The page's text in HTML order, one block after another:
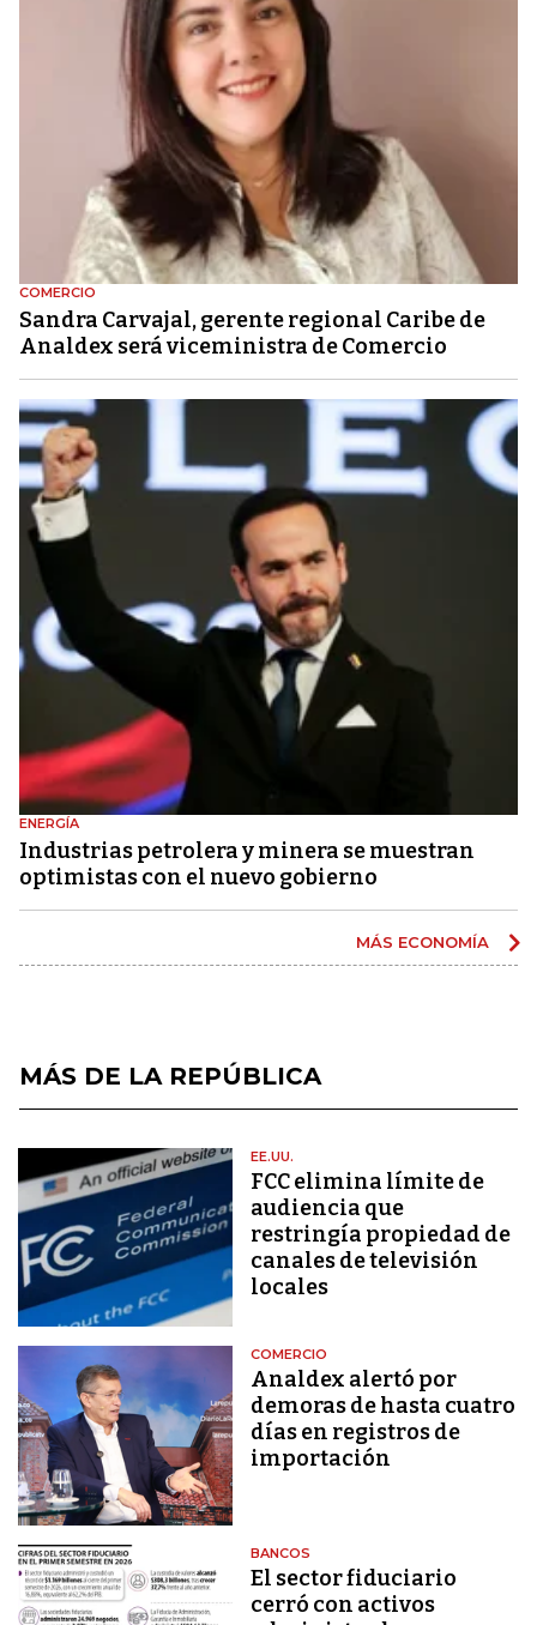
COMERCIO
Sandra Carvajal, gerente regional Caribe de
Analdex será viceministra de Comercio
ENERGÍA
Industrias petrolera y minera se muestran
optimistas con el nuevo gobierno
MÁS ECONOMÍA
MÁS DE LA REPÚBLICA
EE.UU.
FCC elimina límite de
audiencia que
restringía propiedad de
canales de televisión
locales
COMERCIO
Analdex alertó por
demoras de hasta cuatro
días en registros de
importación
BANCOS
El sector fiduciario
cerró con activos